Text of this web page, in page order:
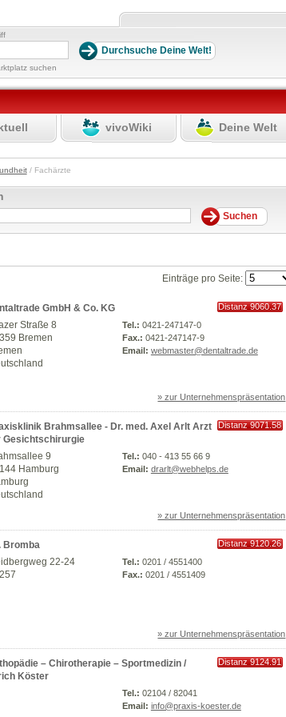
suchen
vivoWiki Deine Welt
/ Fachärzte
Einträge pro Seite:
GmbH & Co. KG
Distanz 9060.37
Straße 8
Bremen
Tel.: 0421-247147-0
Fax.: 0421-247147-9
Email: webmaster@dentaltrade.de
» zur Unternehmenspräsentation
Brahmsallee - Dr. med. Axel Arlt Arzt
Gesichtschirurgie
Distanz 9071.58
9
Hamburg
Tel.: 040 - 413 55 66 9
Email: drarlt@webhelps.de
» zur Unternehmenspräsentation
Bromba
Distanz 9120.26
22-24
Tel.: 0201 / 4551400
Fax.: 0201 / 4551409
» zur Unternehmenspräsentation
– Chirotherapie – Sportmedizin /
Köster
Distanz 9124.91
Tel.: 02104 / 82041
Email: info@praxis-koester.de